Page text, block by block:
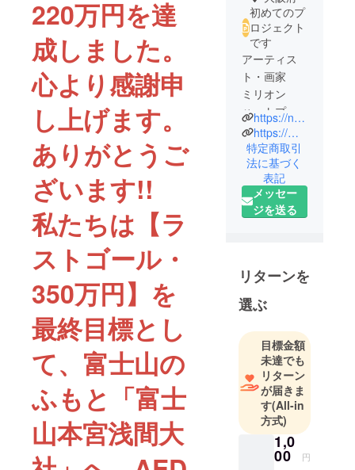
220万円を達
成しました。
心より感謝申
し上げます。
ありがとうご
ざいます!!
私たちは【ラ
ストゴール・
350万円】を
最終目標とし
て、富士山の
ふもと「富士
山本宮浅間大
初めてのプ
ロジェクト
です
アーティス
ト・画家
ミリオン
ハートプロ
ジェクト主
宰
2016年40歳
でアーティ
ストとして
活動を始
と共にアー
ト＆フレー
ム・ハルキ
成。霊獣や
動植物の姿
を描き、生
命を讃える
ポジティブ
なメッセー
ジとして作
品制作に取
https://ntachibana.official.ec/
https://millionheart.official.ec/
特定商取引
法に基づく
表記
メッセー
ジを送る
リターンを
選ぶ
目標金額
未達でも
リターン
が届きま
す(All-in
方式)
1,0
00 円